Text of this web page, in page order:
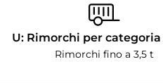
U: Rimorchi per categoria
Rimorchi fino a 3,5 t